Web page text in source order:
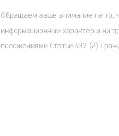
Обращаем ваше внимание на то,
информационный характер и ни
положениями Статьи 437 (2)